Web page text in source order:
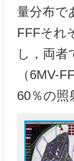
量分布で
FFFそれ
し，両者
（6MV-
60％の照